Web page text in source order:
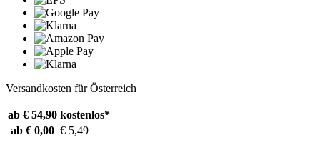
Versandkosten für Österreich
ab € 54,90 kostenlos*
ab € 0,00 € 5,49